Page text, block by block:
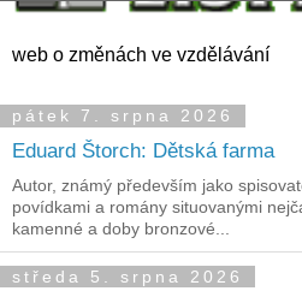
web o změnách ve vzdělávání
pátek 7. srpna 2026
Eduard Štorch: Dětská farma
Autor, známý především jako
povídkami a romány situovanými
kamenné a doby bronzové...
středa 5. srpna 2026